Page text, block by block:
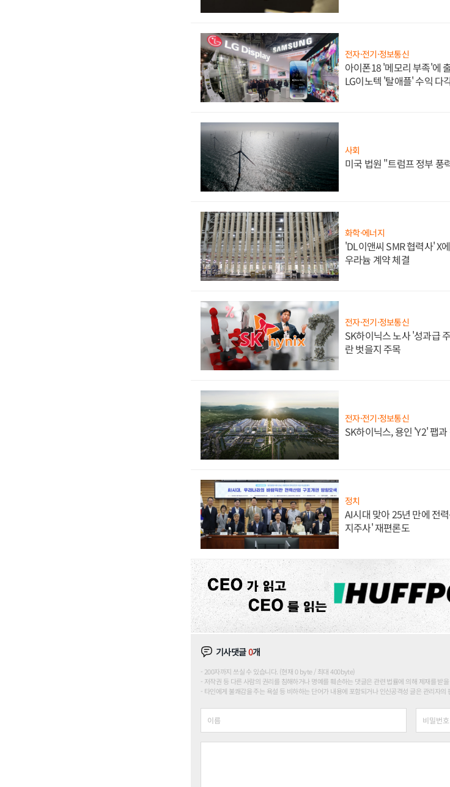
전자·전기·정보통신
아이폰18 '메모리 부족'에
LG이노텍 '탈애플' 수익 다
사회
미국 법원 "트럼프 정부 풍
화학·에너지
'DL이앤씨 SMR 협력사' X
우라늄 계약 체결
전자·전기·정보통신
SK하이닉스 노사 '성과급
란 벗을지 주목
전자·전기·정보통신
SK하이닉스, 용인 'Y2' 팹
정치
AI시대 맞아 25년 만에 전
지주사' 재편론도
기사댓글0개
200자까지 쓰실 수 있습니다. (현재 0 byte / 최대 400byte)
저작권 등 다른 사람의 권리를 침해하거나 명예를 훼손하는 댓글은 관련 법률에 의해 제재를 받
타인에게 불쾌감을 주는 욕설 등 비하하는 단어가 내용에 포함되거나 인신공격성 글은 관리자의